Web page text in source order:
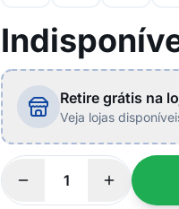
Retire grátis na
Veja lojas